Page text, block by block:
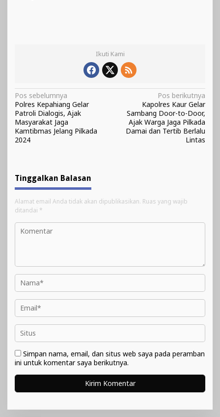
Ikuti Kami
Navigasi
pos
Pos sebelumnya
Polres Kepahiang Gelar
Patroli Dialogis, Ajak
Masyarakat Jaga
Kamtibmas Jelang Pilkada
2024
Pos berikutnya
Kapolres Kaur Gelar
Sambang Door-to-Door,
Ajak Warga Jaga Pilkada
Damai dan Tertib Berlalu
Lintas
Tinggalkan Balasan
Alamat email Anda tidak akan dipublikasikan. Ruas yang wajib
ditandai *
Simpan nama, email, dan situs web saya pada peramban
ini untuk komentar saya berikutnya.